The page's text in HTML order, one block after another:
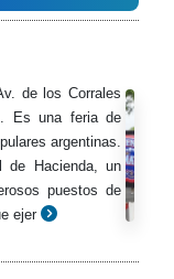
de los Corrales
Es una feria de
argentinas.
de Hacienda, un
puestos de
ejer